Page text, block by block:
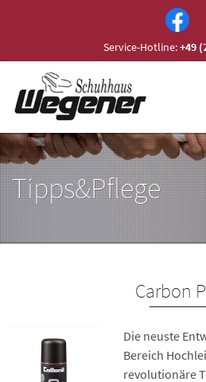
Service-Hotline:+49
Tipps&Pflege
Carbon
Die neuste
Bereich
revolutionäre